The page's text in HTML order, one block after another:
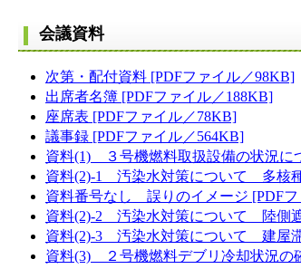
会議資料
次第・配付資料 [PDFファイル／98KB]
出席者名簿 [PDFファイル／188KB]
座席表 [PDFファイル／78KB]
議事録 [PDFファイル／564KB]
資料(1) ３号機燃料取扱設備の状況に
資料(2)-1 汚染水対策について 多核種
資料番号なし 誤りのイメージ [PDFフ
資料(2)-2 汚染水対策について 陸側
資料(2)-3 汚染水対策について 建屋
資料(3) ２号機燃料デブリ冷却状況の